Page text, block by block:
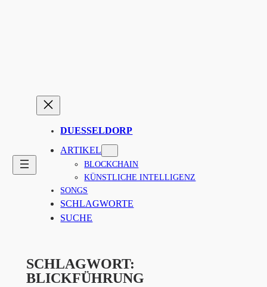
DUESSELDORP
ARTIKEL
BLOCKCHAIN
KÜNSTLICHE INTELLIGENZ
SONGS
SCHLAGWORTE
SUCHE
SCHLAGWORT:
BLICKFÜHRUNG